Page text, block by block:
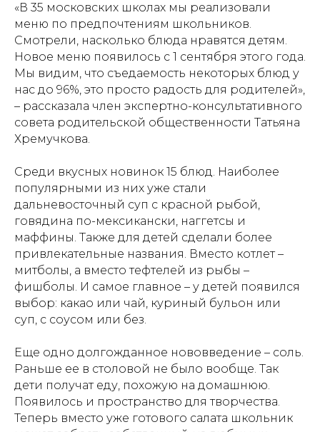
«В 35 московских школах мы реализовали
меню по предпочтениям школьников.
Смотрели, насколько блюда нравятся детям.
Новое меню появилось с 1 сентября этого года.
Мы видим, что съедаемость некоторых блюд у
нас до 96%, это просто радость для родителей»,
– рассказала член экспертно-консультативного
совета родительской общественности Татьяна
Хремучкова.
Среди вкусных новинок 15 блюд. Наиболее
популярными из них уже стали
дальневосточный суп с красной рыбой,
говядина по-мексикански, наггетсы и
маффины. Также для детей сделали более
привлекательные названия. Вместо котлет –
митболы, а вместо тефтелей из рыбы –
фишболы. И самое главное – у детей появился
выбор: какао или чай, куриный бульон или
суп, с соусом или без.
Еще одно долгожданное нововведение – соль.
Раньше ее в столовой не было вообще. Так
дети получат еду, похожую на домашнюю.
Появилось и пространство для творчества.
Теперь вместо уже готового салата школьник